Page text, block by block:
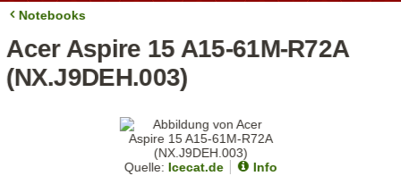
Notebooks
Acer Aspire 15 A15-61M-R72A
(NX.J9DEH.003)
Quelle: Icecat.de
Info